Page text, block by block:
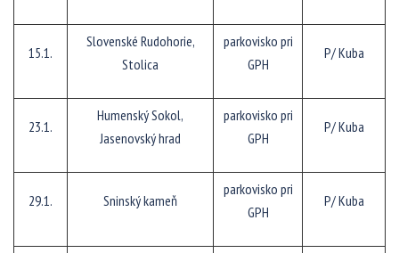
15.1.
Slovenské Rudohorie,
Stolica
parkovisko pri
GPH
P/ Kuba
23.1.
Humenský Sokol,
Jasenovský hrad
parkovisko pri
GPH
P/ Kuba
29.1. Sninský kameň
parkovisko pri
GPH
P/ Kuba